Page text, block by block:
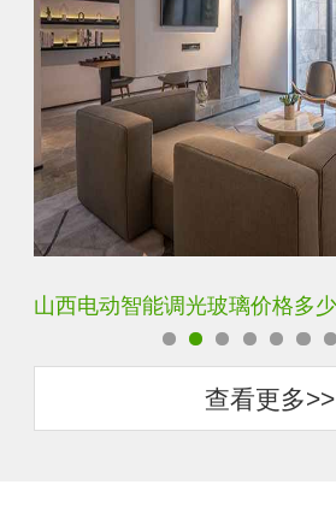
智能调光玻璃用多厚的玻璃好
查看更多>>